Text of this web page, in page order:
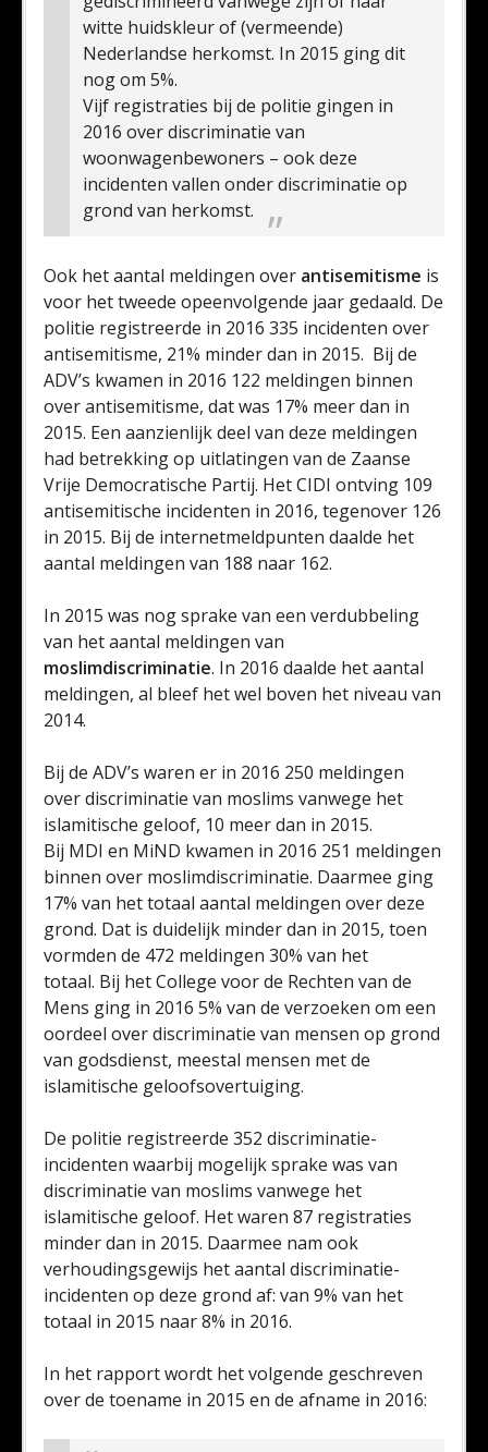
witte huidskleur of (vermeende)
Nederlandse herkomst. In 2015 ging dit
nog om 5%.
Vijf registraties bij de politie gingen in
2016 over discriminatie van
woonwagenbewoners – ook deze
incidenten vallen onder discriminatie op
grond van herkomst.
Ook het aantal meldingen over antisemitisme is
voor het tweede opeenvolgende jaar gedaald. De
politie registreerde in 2016 335 incidenten over
antisemitisme, 21% minder dan in 2015. Bij de
ADV’s kwamen in 2016 122 meldingen binnen
over antisemitisme, dat was 17% meer dan in
2015. Een aanzienlijk deel van deze meldingen
had betrekking op uitlatingen van de Zaanse
Vrije Democratische Partij. Het CIDI ontving 109
antisemitische incidenten in 2016, tegenover 126
in 2015. Bij de internetmeldpunten daalde het
aantal meldingen van 188 naar 162.
In 2015 was nog sprake van een verdubbeling
van het aantal meldingen van
moslimdiscriminatie. In 2016 daalde het aantal
meldingen, al bleef het wel boven het niveau van
2014.
Bij de ADV’s waren er in 2016 250 meldingen
over discriminatie van moslims vanwege het
islamitische geloof, 10 meer dan in 2015.
Bij MDI en MiND kwamen in 2016 251 meldingen
binnen over moslimdiscriminatie. Daarmee ging
17% van het totaal aantal meldingen over deze
grond. Dat is duidelijk minder dan in 2015, toen
vormden de 472 meldingen 30% van het
totaal. Bij het College voor de Rechten van de
Mens ging in 2016 5% van de verzoeken om een
oordeel over discriminatie van mensen op grond
van godsdienst, meestal mensen met de
islamitische geloofsovertuiging.
De politie registreerde 352 discriminatie-
incidenten waarbij mogelijk sprake was van
discriminatie van moslims vanwege het
islamitische geloof. Het waren 87 registraties
minder dan in 2015. Daarmee nam ook
verhoudingsgewijs het aantal discriminatie-
incidenten op deze grond af: van 9% van het
totaal in 2015 naar 8% in 2016.
In het rapport wordt het volgende geschreven
over de toename in 2015 en de afname in 2016: